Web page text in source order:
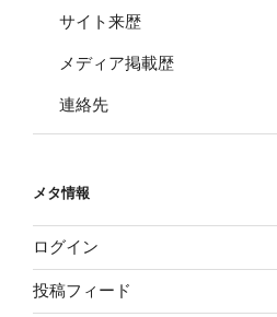
サイト来歴
メディア掲載歴
連絡先
メタ情報
ログイン
投稿フィード